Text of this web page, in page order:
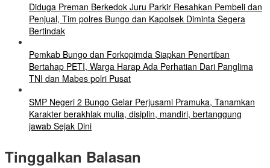
Diduga Preman Berkedok Juru Parkir Resahkan Pembeli dan
Penjual, Tim polres Bungo dan Kapolsek Diminta Segera
Bertindak
Pemkab Bungo dan Forkopimda Siapkan Penertiban
Bertahap PETI, Warga Harap Ada Perhatian Dari Panglima
TNI dan Mabes polri Pusat
SMP Negeri 2 Bungo Gelar Perjusami Pramuka, Tanamkan
Karakter berakhlak mulia, disiplin, mandiri, bertanggung
jawab Sejak Dini
Tinggalkan Balasan